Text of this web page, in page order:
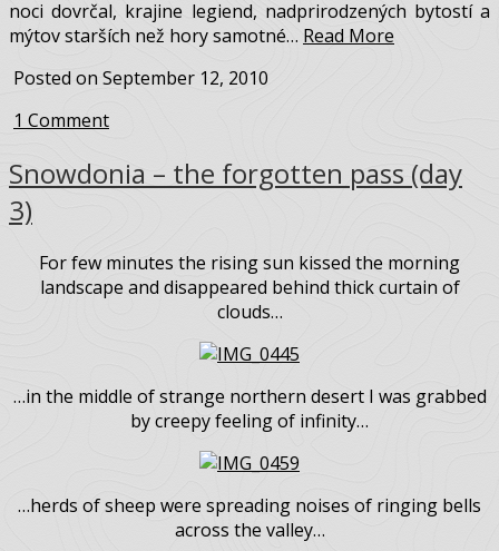
dielni, aj kúpeľni rozkikiríkali kohúty. Farmár sa s dvoma
foxteriérmi vybral na prechádzku, aby povyberal
poplatok za prenocovanie. Vystrčil som nos zo stanu a
vyrochnil sa zo spacáka do mrazivého rána. Okolo mňa sa
pomalými zombie-pohybmi plížili ospalí turisti, väčšina sa
rána som sa poobzeral po krajine kam som uprodred
noci dovrčal, krajine legiend, nadprirodzených bytostí a
mýtov starších než hory samotné…
Posted on September 12, 2010
1 Comment
Snowdonia – the forgotten pass (day
3)
For few minutes the rising sun kissed the morning
landscape and disappeared behind thick curtain of
clouds…